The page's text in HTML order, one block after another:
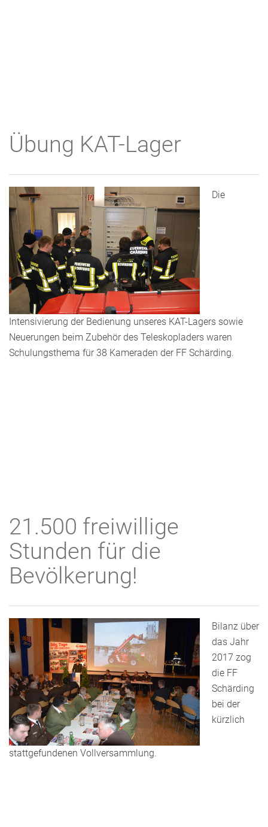
Übung KAT-Lager
Die
Intensivierung der Bedienung unseres KAT-Lagers sowie
Neuerungen beim Zubehör des Teleskopladers waren
Schulungsthema für 38 Kameraden der FF Schärding.
21.500 freiwillige
Stunden für die
Bevölkerung!
Bilanz über
das Jahr
2017 zog
die FF
Schärding
bei der
kürzlich
stattgefundenen Vollversammlung.